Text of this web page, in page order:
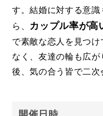
す。結婚に対する意
ら、 カップル率が高
で素敵な恋人を見つ
なく、友達の輪も広
後、気の合う皆で二次